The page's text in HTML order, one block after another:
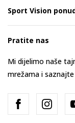
Sport Vision
Pratite nas
Mi dijelimo naše
mrežama i